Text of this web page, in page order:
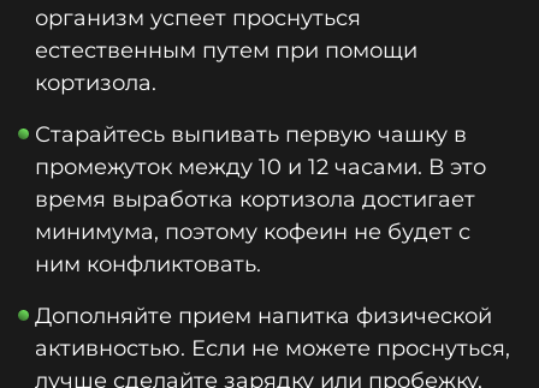
организм успеет проснуться
естественным путем при помощи
кортизола.
Старайтесь выпивать первую чашку в
промежуток между 10 и 12 часами. В это
время выработка кортизола достигает
минимума, поэтому кофеин не будет с
ним конфликтовать.
Дополняйте прием напитка физической
активностью. Если не можете проснуться,
лучше сделайте зарядку или пробежку,